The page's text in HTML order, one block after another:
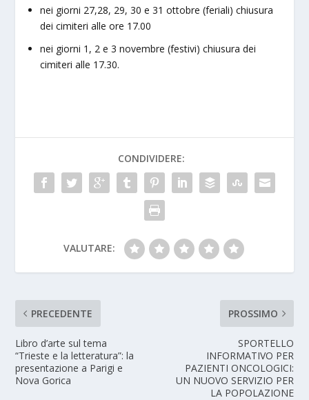
nei giorni 27,28, 29, 30 e 31 ottobre (feriali) chiusura
dei cimiteri alle ore 17.00
nei giorni 1, 2 e 3 novembre (festivi) chiusura dei
cimiteri alle 17.30.
CONDIVIDERE:
VALUTARE:
PRECEDENTE
Libro d’arte sul tema
“Trieste e la letteratura”: la
presentazione a Parigi e
Nova Gorica
PROSSIMO
SPORTELLO
INFORMATIVO PER
PAZIENTI ONCOLOGICI:
UN NUOVO SERVIZIO PER
LA POPOLAZIONE